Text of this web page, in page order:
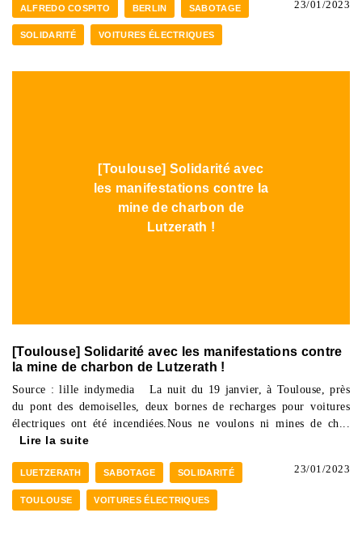
23/01/2023
ALFREDO COSPITO BERLIN SABOTAGE
SOLIDARITÉ VOITURES ÉLECTRIQUES
[Toulouse] Solidarité avec
les manifestations contre la
mine de charbon de
Lutzerath !
[Toulouse] Solidarité avec les manifestations contre
la mine de charbon de Lutzerath !
Source : lille indymedia La nuit du 19 janvier, à Toulouse, près
du pont des demoiselles, deux bornes de recharges pour voitures
électriques ont été incendiées.Nous ne voulons ni mines de ch...
Lire la suite
23/01/2023
LUETZERATH SABOTAGE SOLIDARITÉ
TOULOUSE VOITURES ÉLECTRIQUES